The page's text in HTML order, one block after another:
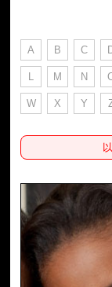
A B C
L M N
W X Y